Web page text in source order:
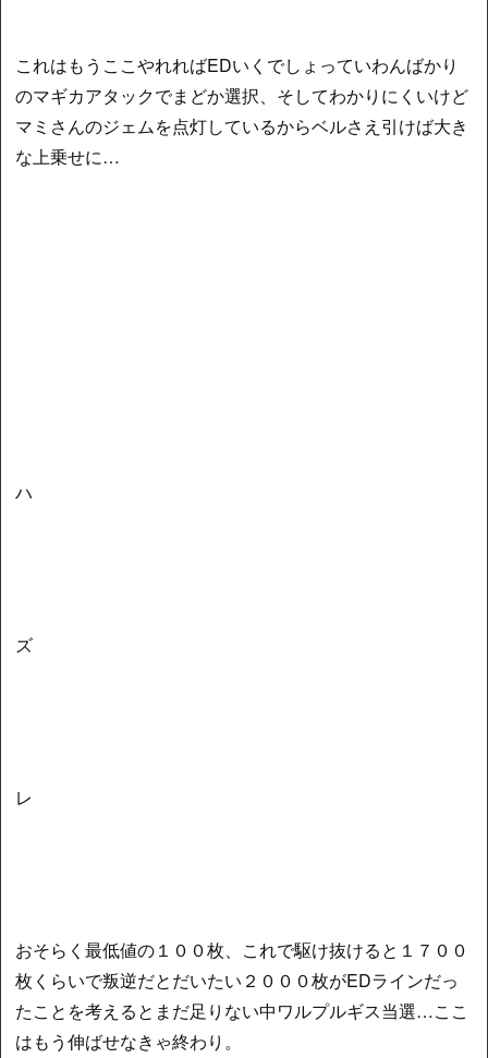
これはもうここやれればEDいくでしょっていわんばかり
のマギカアタックでまどか選択、そしてわかりにくいけど
マミさんのジェムを点灯しているからベルさえ引けば大き
な上乗せに…
ハ
ズ
レ
おそらく最低値の１００枚、これで駆け抜けると１７００
枚くらいで叛逆だとだいたい２０００枚がEDラインだっ
たことを考えるとまだ足りない中ワルプルギス当選…ここ
はもう伸ばせなきゃ終わり。